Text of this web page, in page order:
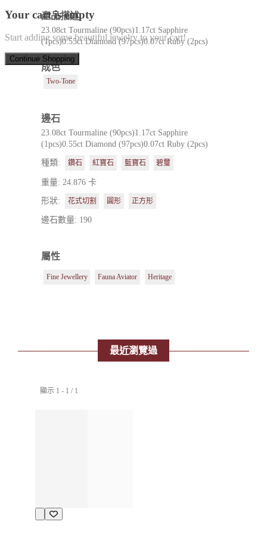
Your cart is empty
Start adding some beautiful jewelry to your cart!
Continue Shopping
產品描述
23.08ct Tourmaline (90pcs)1.17ct Sapphire
(1pcs)0.55ct Diamond (97pcs)0.07ct Ruby (2pcs)
成色
Two-Tone
邊石
23.08ct Tourmaline (90pcs)1.17ct Sapphire
(1pcs)0.55ct Diamond (97pcs)0.07ct Ruby (2pcs)
種類: 鑽石 紅寶石 藍寶石 碧璽
重量: 24.876 卡
形狀: 花式切割 圓形 正方形
邊石數量: 190
屬性
Fine Jewellery Fauna Aviator Heritage
最近瀏覽過
顯示 1 - 1 / 1